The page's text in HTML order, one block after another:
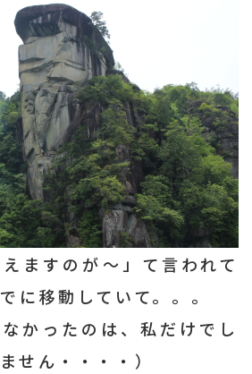
ますのが～」て言われて
に移動していて。。。
かったのは、私だけでし
せん・・・・）